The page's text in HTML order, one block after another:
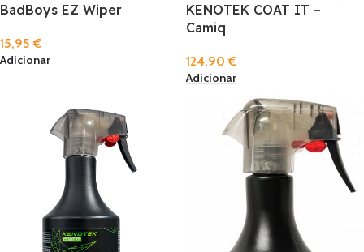
BadBoys EZ Wiper
15,95€
Adicionar
KENOTEK COAT IT –
Camiq
124,90€
Adicionar